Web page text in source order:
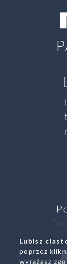
Lubisz
poprzez
wyrażasz